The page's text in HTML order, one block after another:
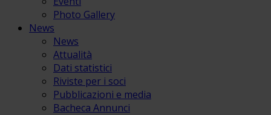
Photo Gallery
News
News
Attualità
Dati statistici
Riviste per i soci
Pubblicazioni e media
Bacheca Annunci